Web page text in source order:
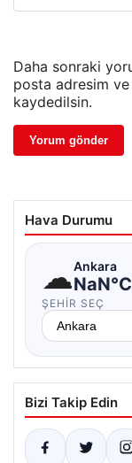
Daha sonraki
posta adresim ve
kaydedilsin.
Hava Durumu
☁Ankara
NaN°C
ŞEHIR SEÇ
Bizi Takip Edin